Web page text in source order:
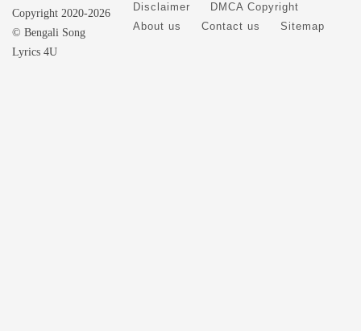
Copyright 2020-2026
© Bengali Song
Lyrics 4U
Disclaimer
DMCA Copyright
About us
Contact us Sitemap